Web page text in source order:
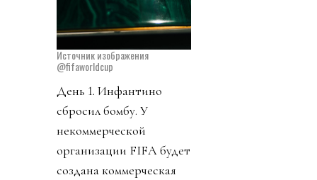
Источник изображения
@fifaworldcup
День 1. Инфантино
сбросил бомбу. У
некоммерческой
организации FIFA будет
создана коммерческая